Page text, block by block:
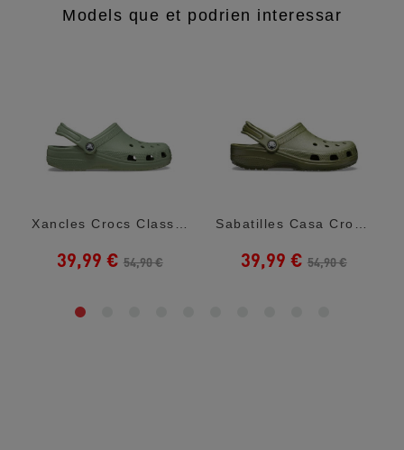
Models que et podrien interessar
39,99 € 54,90 € 39,99 € 54,90 €